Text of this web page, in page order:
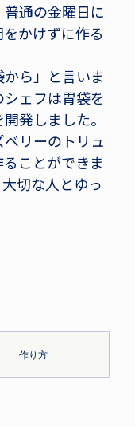
通の金曜日に
かけずに作る
から」と言いま
ェフは胃袋を
発しました。
リーのトリュ
ことができま
切な人とゆっ
作り方